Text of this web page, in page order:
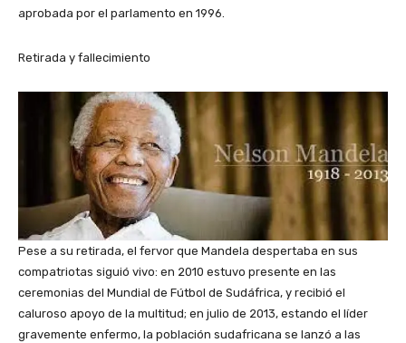
aprobada por el parlamento en 1996.
Retirada y fallecimiento
Pese a su retirada, el fervor que Mandela despertaba en sus
compatriotas siguió vivo: en 2010 estuvo presente en las
ceremonias del Mundial de Fútbol de Sudáfrica, y recibió el
caluroso apoyo de la multitud; en julio de 2013, estando el líder
gravemente enfermo, la población sudafricana se lanzó a las